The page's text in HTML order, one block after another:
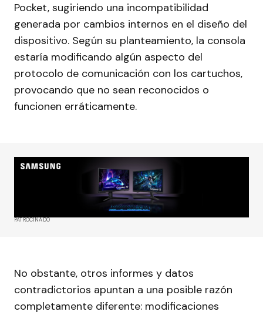
Pocket, sugiriendo una incompatibilidad
generada por cambios internos en el diseño del
dispositivo. Según su planteamiento, la consola
estaría modificando algún aspecto del
protocolo de comunicación con los cartuchos,
provocando que no sean reconocidos o
funcionen erráticamente.
PATROCINADO
No obstante, otros informes y datos
contradictorios apuntan a una posible razón
completamente diferente: modificaciones